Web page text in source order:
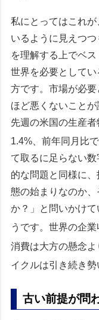
私にとってはこれ
いるように見えつ
を理解する上でベ
世界を必要として
方です。市場が必
ほど悪くないことが
先週の米国の生産
1.4%、前年同月比
て取るに足らない
的な問題と同様に
態の始まりなのか
か？」と問いかけ
うです。世界の企
消費は大方の懸念
イクルは引き続き
古い前提が問